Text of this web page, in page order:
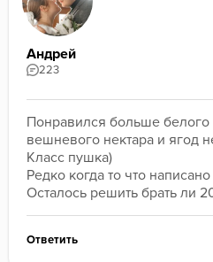
Андрей
223
Понравился больше белого
вешневого нектара и ягод
Класс пушка)
Редко когда то что
Осталось решить брать ли
Ответить